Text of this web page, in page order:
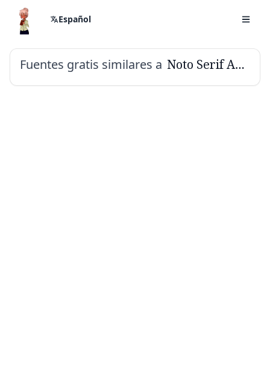
Español
Fuentes gratis similares a Noto Serif Armenian